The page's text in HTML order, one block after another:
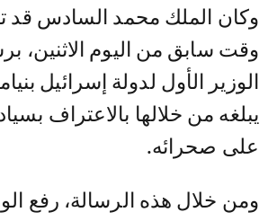
وكان الملك محمد السادس قد
وقت سابق من اليوم الاثنين،
الوزير الأول لدولة إسرائيل
يبلغه من خلالها بالاعتراف
على صحرائه.
ومن خلال هذه الرسالة، رفع